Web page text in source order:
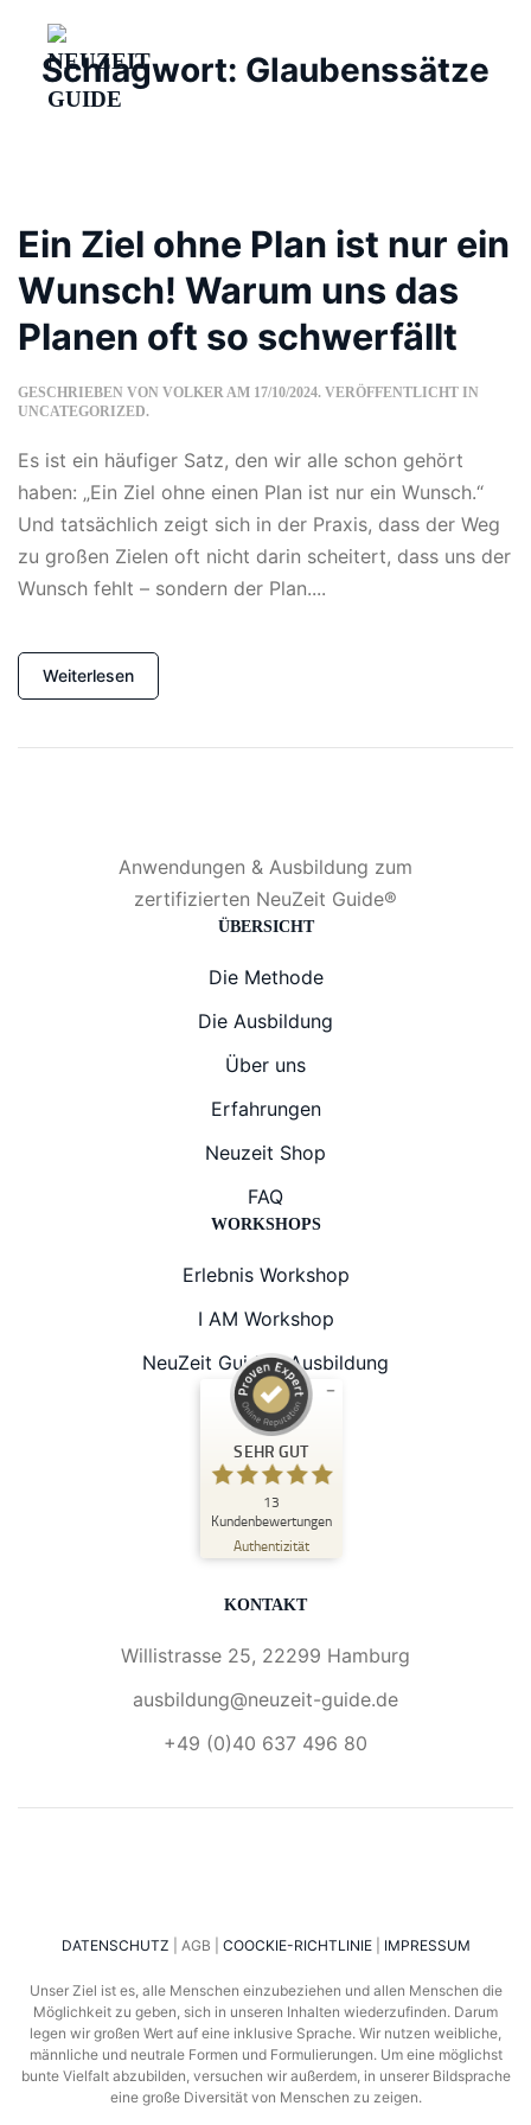
Skip
to
DIE METHODE
JOURNAL
Jetzt Gespräch vereinbaren
Kontakt
Schlagwort: Glaubenssätze
Ein Ziel ohne Plan ist nur ein
Wunsch! Warum uns das
Planen oft so schwerfällt
GESCHRIEBEN VON VOLKERAM 17/10/2024. VERÖFFENTLICHT IN
UNCATEGORIZED.
Es ist ein häufiger Satz, den wir alle schon gehört
haben: „Ein Ziel ohne einen Plan ist nur ein Wunsch.“
Und tatsächlich zeigt sich in der Praxis, dass der Weg
zu großen Zielen oft nicht darin scheitert, dass uns der
Wunsch fehlt – sondern der Plan....
Weiterlesen
Anwendungen & Ausbildung zum
zertifizierten NeuZeit Guide®
ÜBERSICHT
Die Methode
Die Ausbildung
Über uns
Erfahrungen
Neuzeit Shop
FAQ
WORKSHOPS
Erlebnis Workshop
I AM Workshop
NeuZeit Guide® Ausbildung
SEHR GUT
13
Kundenbewertungen
Authentizität
Kundenbewertungen und Erfahrungen zu
NeuZeit Guide®
%
Empfehlungen auf
ProvenExpert.com
5,00
ProvenExpert.com
Bewertungen von
1
anderen Quelle
Blick aufs ProvenExpert-Profil werfen
04.02.2025
KONTAKT
Willistrasse 25, 22299 Hamburg
ausbildung@neuzeit-guide.de
+49 (0)40 637 496 80
DATENSCHUTZ | AGB | COOCKIE-RICHTLINIE| IMPRESSUM
Unser Ziel ist es, alle Menschen einzubeziehen und allen Menschen die
Möglichkeit zu geben, sich in unseren Inhalten wiederzufinden. Darum
legen wir großen Wert auf eine inklusive Sprache. Wir nutzen weibliche,
männliche und neutrale Formen und Formulierungen. Um eine möglichst
bunte Vielfalt abzubilden, versuchen wir außerdem, in unserer Bildsprache
eine große Diversität von Menschen zu zeigen.